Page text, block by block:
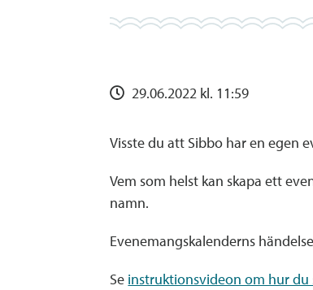
29.06.2022 kl. 11:59
Visste du att Sibbo har en egen
Vem som helst kan skapa ett
namn.
Evenemangskalenderns
Se instruktionsvideon om hur du